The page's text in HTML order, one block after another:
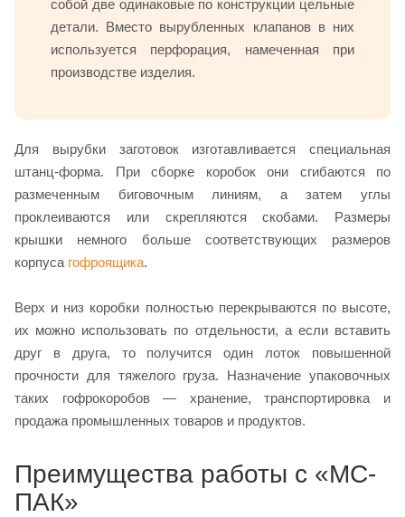
собой две одинаковые по конструкции цельные
детали. Вместо вырубленных клапанов в них
используется перфорация, намеченная при
производстве изделия.
Для вырубки заготовок изготавливается специальная
штанц-форма. При сборке коробок они сгибаются по
размеченным биговочным линиям, а затем углы
проклеиваются или скрепляются скобами. Размеры
крышки немного больше соответствующих размеров
корпуса гофроящика.
Верх и низ коробки полностью перекрываются по высоте,
их можно использовать по отдельности, а если вставить
друг в друга, то получится один лоток повышенной
прочности для тяжелого груза. Назначение упаковочных
таких гофрокоробов — хранение, транспортировка и
продажа промышленных товаров и продуктов.
Преимущества работы с «МС-
ПАК»